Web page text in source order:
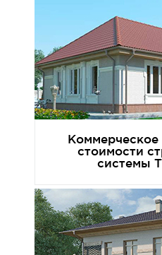
стоимости
системы